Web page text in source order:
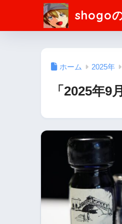
shogo
ホーム 2025年
「2025年9